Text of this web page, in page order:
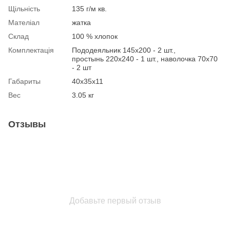
Щільність
135 г/м кв.
Мателіал
жатка
Склад
100 % хлопок
Комплектація
Пододеяльник 145х200 - 2 шт.,
простынь 220х240 - 1 шт., наволочка 70х70
- 2 шт
Габариты
40х35х11
Вес
3.05 кг
Отзывы
Добавьте первый отзыв